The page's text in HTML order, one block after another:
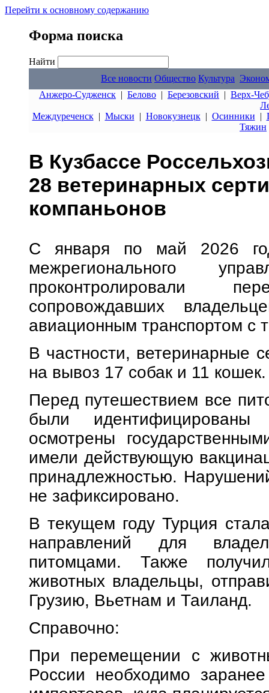
Перейти к основному содержанию
Форма поиска
Найти
Все новости Общество Культура
Анжеро-Судженск | Белово | Березовский | Верх-
Междуреченск| Мыски | Новокузнецк| Осинники |
Тяжин
В Кузбассе
28 ветеринарных
компаньонов
С января по май 2026
межрегионального
проконтролировали
сопровождавших
авиационным транспортом с
В частности, ветеринарные
на вывоз 17 собак и 11 кошек.
Перед путешествием все
были идентифицированы
осмотрены
имели действующую
принадлежностью.
не зафиксировано.
В текущем году Турция
направлений для
питомцами. Также
животных владельцы,
Грузию, Вьетнам и Таиланд.
Справочно:
При перемещении с
России необходимо